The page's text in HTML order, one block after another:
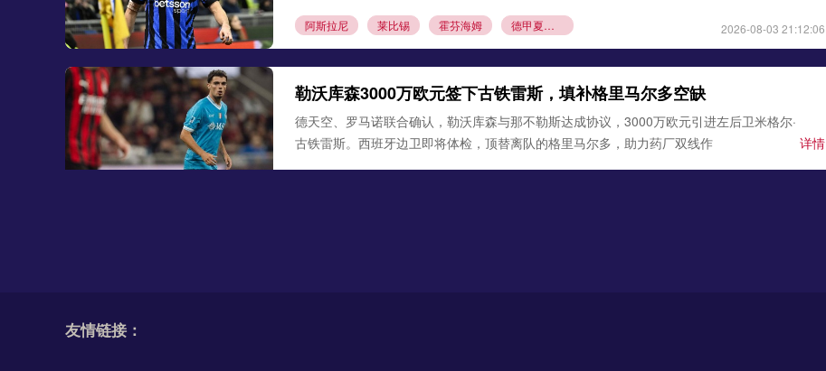
阿斯拉尼 莱比锡 霍芬海姆 德甲夏窗转会 2026-08-03 21:12:06
勒沃库森3000万欧元签下古铁雷斯，填补格里马尔多空缺
德天空、罗马诺联合确认，勒沃库森与那不勒斯达成协议，3000万欧元引进左后卫米格尔·
古铁雷斯。西班牙边卫即将体检，顶替离队的格里马尔多，助力药厂双线作
详情
友情链接：